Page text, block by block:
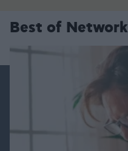
Best of Network